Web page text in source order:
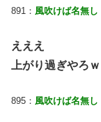
891： 風吹けば名無し
えええ
上がり過ぎやろｗ
895： 風吹けば名無し